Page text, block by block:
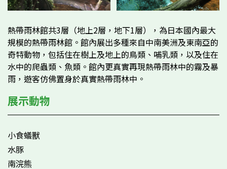
熱帶雨林館共3層（地上2層，地下1層），為日本國內最大
規模的熱帶雨林館。館內展出多種來自中南美洲及東南亞的
奇特動物，包括住在樹上及地上的鳥類、哺乳類，以及住在
水中的爬蟲類、魚類。館內更真實再現熱帶雨林中的霧及暴
雨，遊客仿佛置身於真實熱帶雨林中。
展示動物
小食蟻獸
水豚
南浣熊